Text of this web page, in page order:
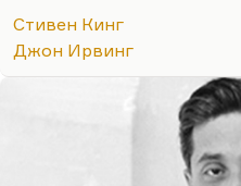
решимости на большие
слишком ровный. У
ближайшего, есть этот
парадоксальность. За
к злодейству. У Кинга
Ирвинга нет тёмной
Стивен Кинг
Джон Ирвинг